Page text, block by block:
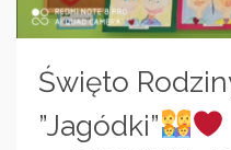
Święto
”Jagódki”